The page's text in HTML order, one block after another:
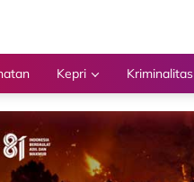
Kepri Kriminalitas